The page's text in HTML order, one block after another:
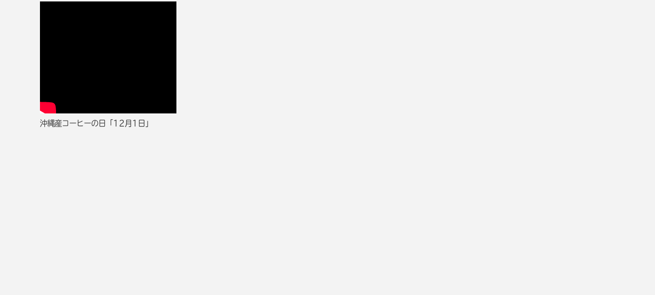
沖縄産コーヒーの日「12月1日」